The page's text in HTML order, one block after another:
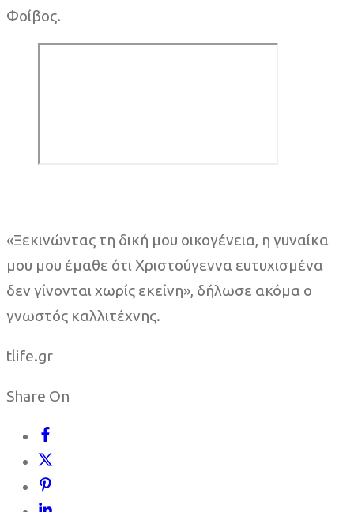
Φοίβος.
«Ξεκινώντας τη δική μου οικογένεια, η γυναίκα
μου μου έμαθε ότι Χριστούγεννα ευτυχισμένα
δεν γίνονται χωρίς εκείνη», δήλωσε ακόμα ο
γνωστός καλλιτέχνης.
tlife.gr
Share On